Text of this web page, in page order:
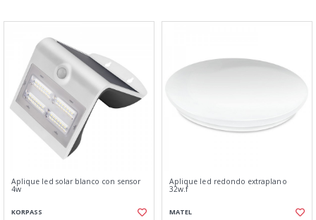
Aplique led solar blanco con sensor
4w
KORPASS
Aplique led redondo extraplano
32w.f
MATEL